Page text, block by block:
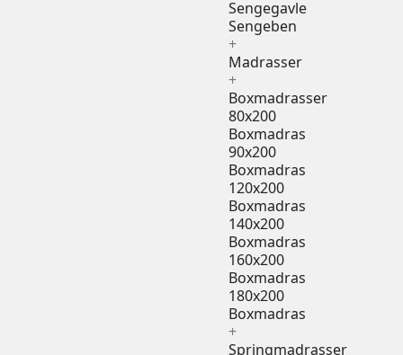
Sengegavle
Sengeben
+
Madrasser
+
Boxmadrasser
80x200
Boxmadras
90x200
Boxmadras
120x200
Boxmadras
140x200
Boxmadras
160x200
Boxmadras
180x200
Boxmadras
+
Springmadrasser